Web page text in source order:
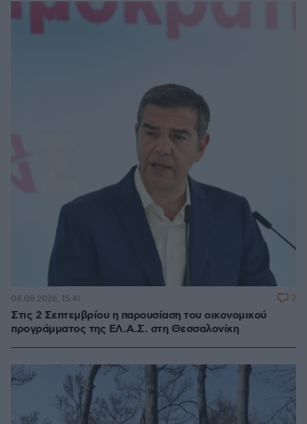
Στις 2 Σεπτεμβρίου η παρουσίαση του οικονομικού
προγράμματος της ΕΛ.Α.Σ. στη Θεσσαλονίκη
08.08.2026, 15:41 2